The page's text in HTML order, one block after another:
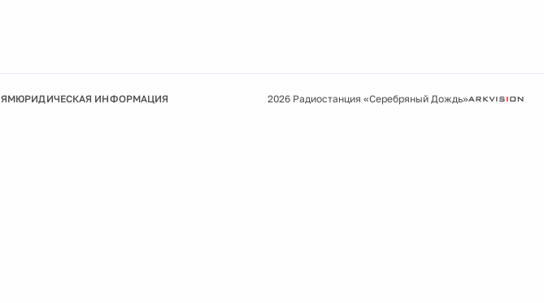
ЮРИДИЧЕСКАЯ ИНФОРМАЦИЯ 2026 Радиостанция «Серебряный Дождь»